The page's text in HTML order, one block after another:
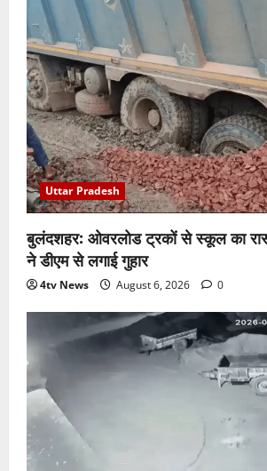
Uttar Pradesh
बुलंदशहर: ओवरलोड ट्रकों से स्कूल का
ने डीएम से लगाई गुहार
4tv News August 6, 2026 0